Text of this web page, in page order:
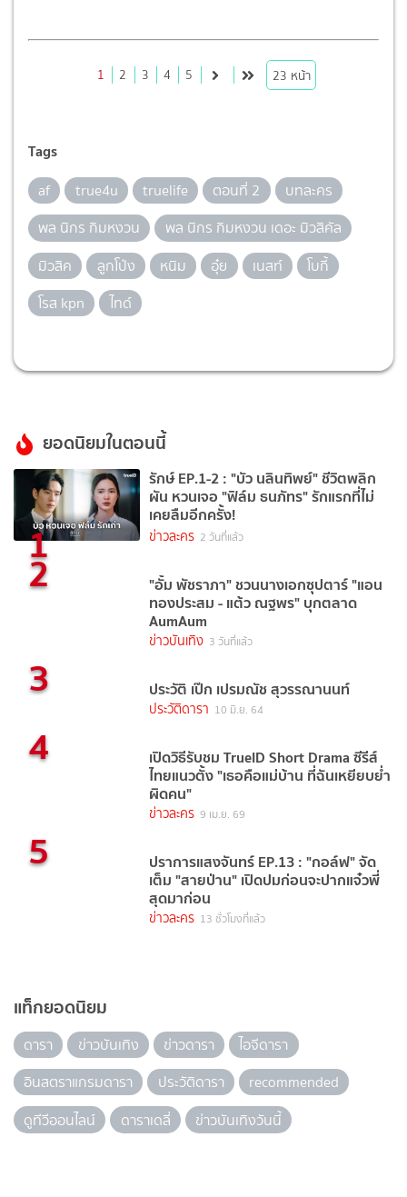
1 2 3 4 5 23 หน้า
Tags
af true4u truelife ตอนที่ 2
บทละคร
พล นิกร กิมหงวน
พล นิกร กิมหงวน เดอะ มิวสิคัล
มิวสิค
ลูกโป่ง หนิม อุ๋ย เนสท์
โบกี้
โรส kpn
ไทด์
ยอดนิยมในตอนนี้
1
รักษ์ EP.1-2 : "บัว นลินทิพย์" ชีวิตพลิก
ผัน หวนเจอ "ฟิล์ม ธนภัทร" รักแรกที่ไม่
เคยลืมอีกครั้ง!
ข่าวละคร 2 วันที่แล้ว
2 "อั้ม พัชราภา" ชวนนางเอกซุปตาร์ "แอน
ทองประสม - แต้ว ณฐพร" บุกตลาด
AumAum
ข่าวบันเทิง 3 วันที่แล้ว
3 ประวัติ เป๊ก เปรมณัช สุวรรณานนท์
ประวัติดารา 10 มิ.ย. 64
4 เปิดวิธีรับชม TrueID Short Drama ซีรีส์
ไทยแนวตั้ง "เธอคือแม่บ้าน ที่ฉันเหยียบย่ำ
ผิดคน"
ข่าวละคร 9 เม.ย. 69
5 ปราการแสงจันทร์ EP.13 : "กอล์ฟ" จัด
เต็ม "สายป่าน" เปิดปมก่อนจะปากแจ๋วพี่
สุดมาก่อน
ข่าวละคร 13 ชั่วโมงที่แล้ว
แท็กยอดนิยม
ดารา ข่าวบันเทิง ข่าวดารา
ไอจีดารา
อินสตราแกรมดารา
ประวัติดารา
recommended
ดูทีวีออนไลน์
ดาราเดลี่ ข่าวบันเทิงวันนี้